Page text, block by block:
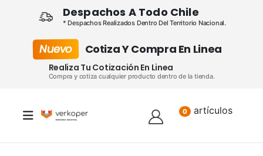
Despachos A Todo Chile
* Despachos Realizados Dentro Del Territorio Nacional.
Nuevo Cotiza Y Compra En Linea
Realiza Tu Cotización En Linea
Compra y cotiza cualquier producto dentro de la tienda.
0 artículos